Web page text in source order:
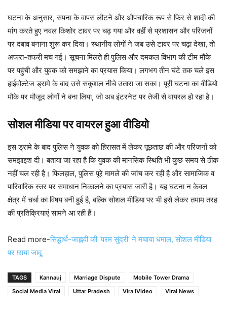
घटना के अनुसार, सपना के वापस लौटने और औपचारिक रूप से फिर से शादी की
मांग करते हुए नवल किशोर टावर पर चढ़ गया और वहीं से प्रशासन और परिजनों
पर दबाव बनाना शुरू कर दिया। स्थानीय लोगों ने जब उसे टावर पर चढ़ा देखा, तो
अफरा-तफरी मच गई। सूचना मिलते ही पुलिस और दमकल विभाग की टीम मौके
पर पहुंची और युवक को समझाने का प्रयास किया। लगभग तीन घंटे तक चले इस
हाईवोल्टेज ड्रामे के बाद उसे सकुशल नीचे उतारा जा सका। पूरी घटना का वीडियो
मौके पर मौजूद लोगों ने बना लिया, जो अब इंटरनेट पर तेजी से वायरल हो रहा है।
सोशल मीडिया पर वायरल हुआ वीडियो
इस ड्रामे के बाद पुलिस ने युवक को हिरासत में लेकर पूछताछ की और परिजनों को
समझाइश दी। बताया जा रहा है कि युवक की मानसिक स्थिति भी कुछ समय से ठीक
नहीं चल रही है। फिलहाल, पुलिस पूरे मामले की जांच कर रही है और सामाजिक व
पारिवारिक स्तर पर समाधान निकालने का प्रयास जारी है। यह घटना न केवल
क्षेत्र में चर्चा का विषय बनी हुई है, बल्कि सोशल मीडिया पर भी इसे लेकर तमाम तरह
की प्रतिक्रियाएं सामने आ रही हैं।
Read more-सिद्धार्थ-जाह्नवी की ‘परम सुंदरी’ ने मचाया धमाल, सोशल मीडिया
पर छाया जादू
TAGS Kannauj Marriage Dispute
Mobile Tower Drama
Social Media Viral
Uttar Pradesh Vira lVideo Viral News